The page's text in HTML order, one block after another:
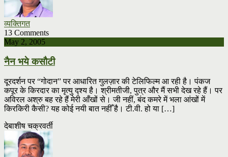
व्यक्तिगत
13 Comments
May 2, 2005
नैन भये कसौटी
दूरदर्शन पर “गोदान” पर आधारित गुलज़ार की टेलिफिल्म आ रही है। पंकज
कपूर के किरदार का मृत्यु द्श्य है। श्रीमतीजी, पुत्र और मैं सभी देख रहे हैं। पर
अविरल अश्रु बह रहे हैं मेरी आँखों से। जी नहीं, बंद कमरे में भला आंखों में
किरकिरी कैसी? यह कोई नयी बात नहीँ है। टी.वी. हो या […]
देबाशीष चक्रवर्ती